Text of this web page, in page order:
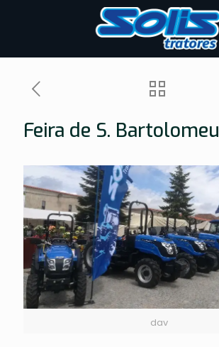
Feira de S. Bartolomeu
dav